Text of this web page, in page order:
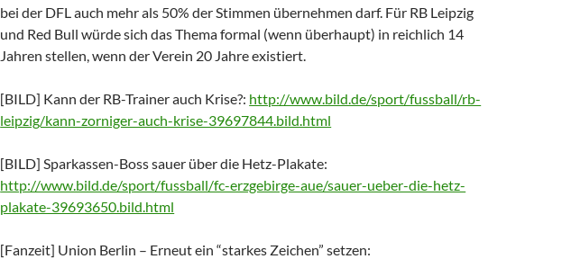
bei der DFL auch mehr als 50% der Stimmen übernehmen darf. Für RB Leipzig
und Red Bull würde sich das Thema formal (wenn überhaupt) in reichlich 14
Jahren stellen, wenn der Verein 20 Jahre existiert.
[BILD] Kann der RB-Trainer auch Krise?: http://www.bild.de/sport/fussball/rb-
leipzig/kann-zorniger-auch-krise-39697844.bild.html
[BILD] Sparkassen-Boss sauer über die Hetz-Plakate:
http://www.bild.de/sport/fussball/fc-erzgebirge-aue/sauer-ueber-die-hetz-
plakate-39693650.bild.html
[Fanzeit] Union Berlin – Erneut ein “starkes Zeichen” setzen: